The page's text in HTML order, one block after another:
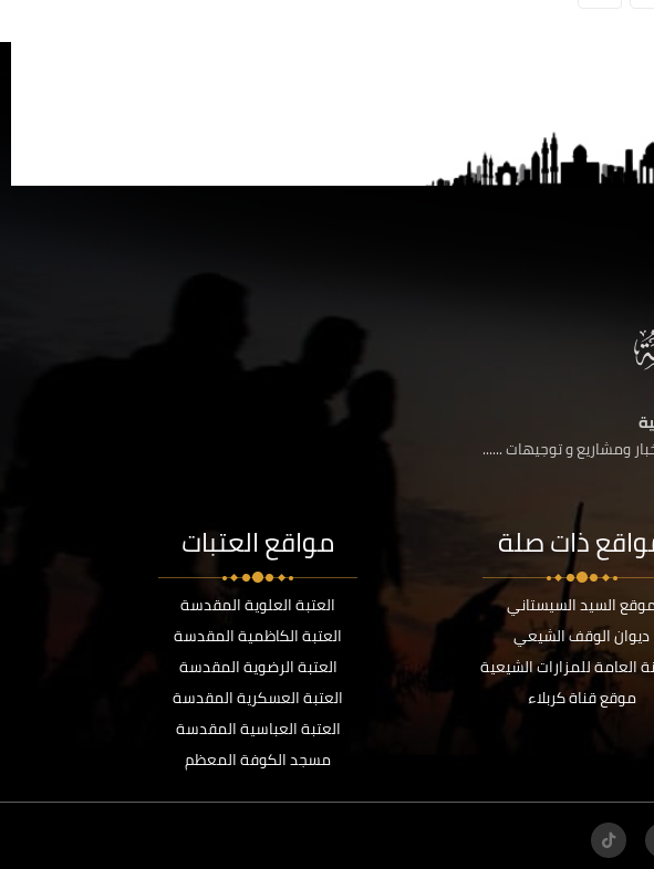
ومشاريع و توجيهات ......
ذات صلة
السيد السيستاني
ديوان الوقف الشيعي
العامة للمزارات الشيعية
موقع قناة كربلاء
مواقع العتبات
العتبة العلوية المقدسة
العتبة الكاظمية المقدسة
العتبة الرضوية المقدسة
العتبة العسكرية المقدسة
العتبة العباسية المقدسة
مسجد الكوفة المعظم